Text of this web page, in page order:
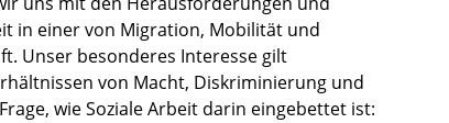
in einer von Migration, Mobilität und
Unser besonderes Interesse gilt
von Macht, Diskriminierung und
wie Soziale Arbeit darin eingebettet ist: